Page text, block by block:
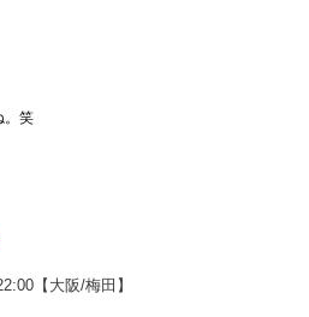
。笑
【大阪/梅田】